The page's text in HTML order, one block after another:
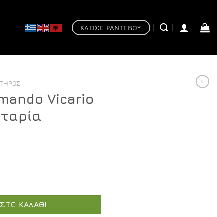
ΚΛΕΙΣΕ ΡΑΝΤΕΒΟΥ
Vicario
ΚΑΛΆΘΙ